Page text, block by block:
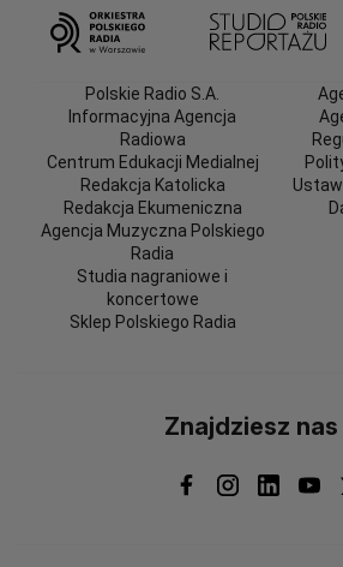
Polskie Radio S.A.
Informacyjna Agencja
Radiowa
Centrum Edukacji Medialnej
Redakcja Katolicka
Redakcja Ekumeniczna
Agencja Muzyczna Polskiego
Radia
Studia nagraniowe i
koncertowe
Sklep Polskiego Radia
Znajdziesz nas